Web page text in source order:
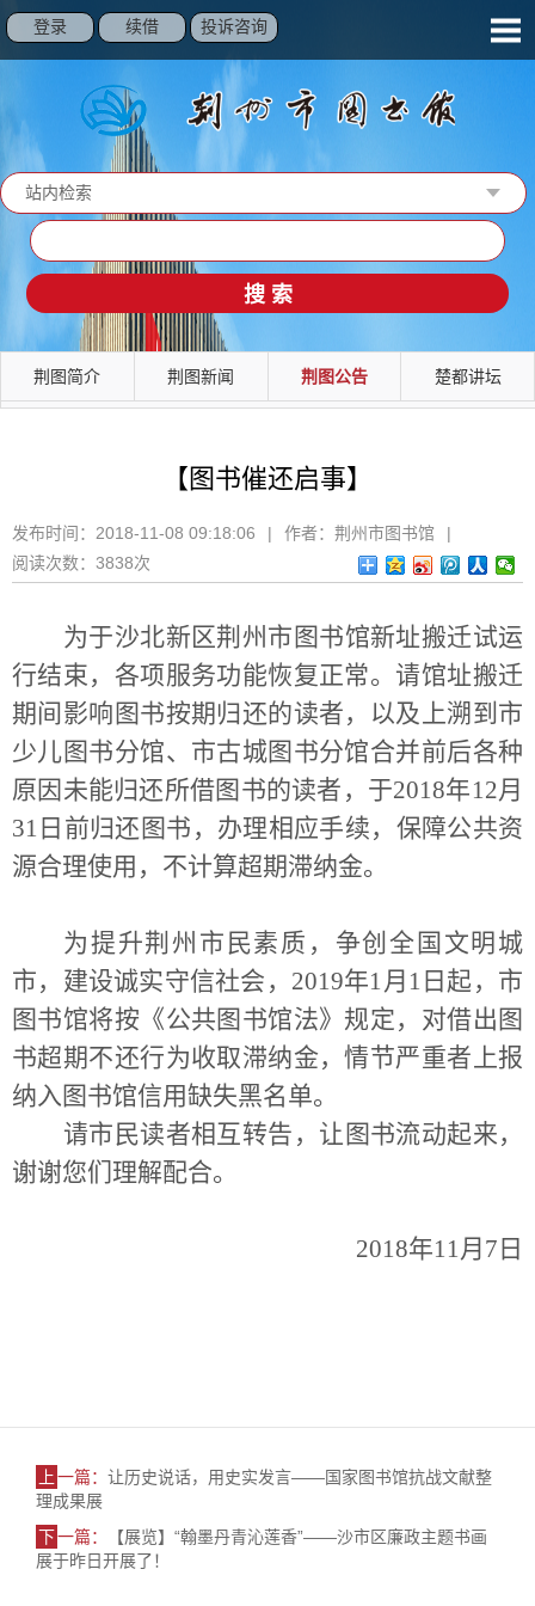
站内检索
馆藏检索
站内检索
荆图简介 荆图新闻 荆图公告 楚都讲坛
【图书催还启事】
发布时间： 2018-11-08 09:18:06 | 作者： 荆州市图书馆
|
阅读次数： 3838次
为于沙北新区荆州市图书馆新址搬迁试运
行结束，各项服务功能恢复正常。请馆址搬迁
期间影响图书按期归还的读者，以及上溯到市
少儿图书分馆、市古城图书分馆合并前后各种
原因未能归还所借图书的读者，于2018年12月
31日前归还图书，办理相应手续，保障公共资
源合理使用，不计算超期滞纳金。
为提升荆州市民素质，争创全国文明城
市，建设诚实守信社会，2019年1月1日起，市
图书馆将按《公共图书馆法》规定，对借出图
书超期不还行为收取滞纳金，情节严重者上报
纳入图书馆信用缺失黑名单。
请市民读者相互转告，让图书流动起来，
谢谢您们理解配合。
2018年11月7日
上一篇： 让历史说话，用史实发言——国家图书馆抗战文献整
理成果展
下一篇：
【展览】“翰墨丹青沁莲香”——沙市区廉政主题书画
展于昨日开展了！
登录 续借 投诉咨询